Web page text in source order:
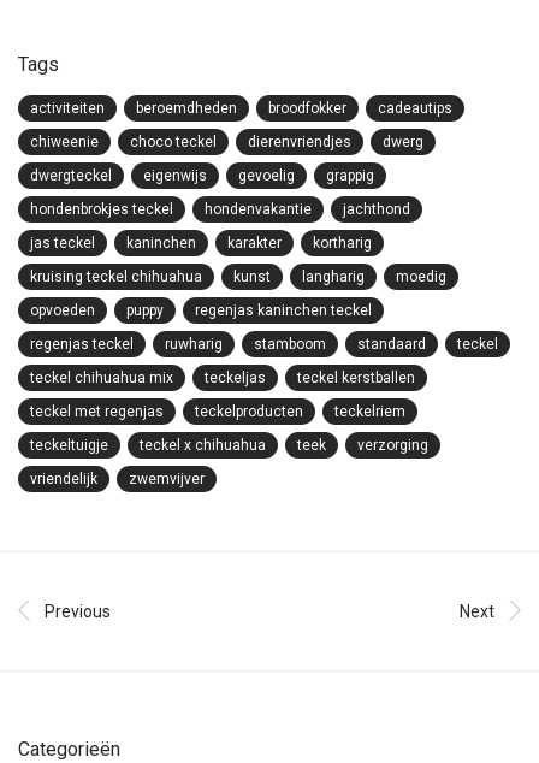
Tags
activiteiten beroemdheden broodfokker
cadeautips
chiweenie
choco teckel dierenvriendjes
dwerg
dwergteckel
eigenwijs gevoelig
grappig
hondenbrokjes teckel
hondenvakantie
jachthond
jas teckel
kaninchen karakter
kortharig
kruising teckel chihuahua
kunst langharig
moedig
opvoeden
puppy
regenjas kaninchen teckel
regenjas teckel
ruwharig stamboom standaard
teckel
teckel chihuahua mix
teckeljas
teckel kerstballen
teckel met regenjas
teckelproducten
teckelriem
teckeltuigje
teckel x chihuahua teek
verzorging
vriendelijk
zwemvijver
Previous Next
Categorieën